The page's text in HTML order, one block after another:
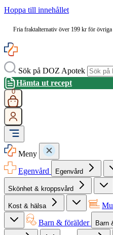
Hoppa till innehållet
Fria fraktalternativ över 199 kr för
Sök på DOZ Apotek
Hämta ut recept
0
Meny
Egenvård
Egenvård
Skönhet & kroppsvård
Kost & hälsa
Barn & förälder Barn